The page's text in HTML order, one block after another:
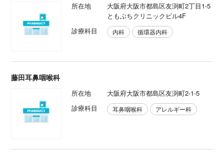
所在地
大阪府大阪市都島区友渕町2丁目1-5
ともぶちクリニックビル4F
診療科目
内科 循環器内科
藤田耳鼻咽喉科
所在地
大阪府大阪市都島区友渕町2-1-5
診療科目
耳鼻咽喉科 アレルギー科